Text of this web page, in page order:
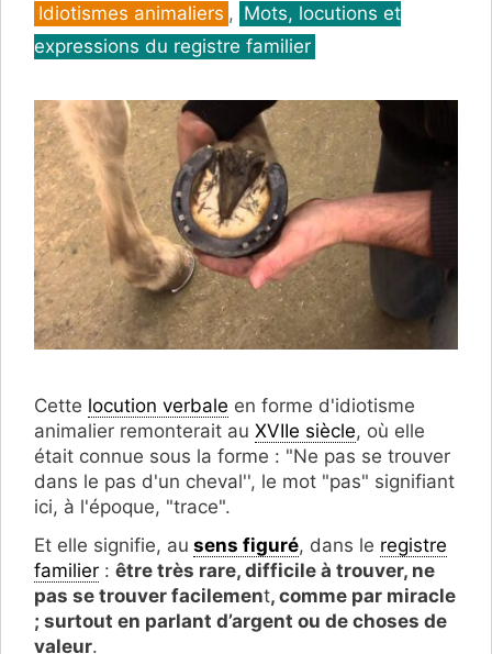
Idiotismes animaliers , Mots, locutions et
expressions du registre familier
Cette locution verbale en forme d'idiotisme
animalier remonterait au XVIIe siècle, où elle
était connue sous la forme : "Ne pas se trouver
dans le pas d'un cheval'', le mot "pas" signifiant
ici, à l'époque, "trace".
Et elle signifie, au sens figuré, dans le registre
familier : être très rare, difficile à trouver, ne
pas se trouver facilement, comme par miracle
; surtout en parlant d’argent ou de choses de
valeur.